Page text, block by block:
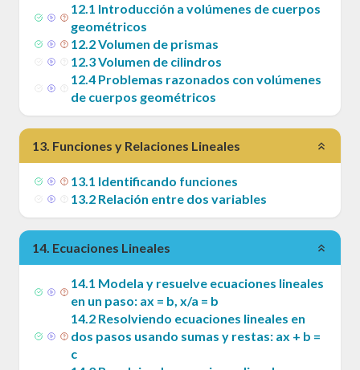
12.1 Introducción a volúmenes de cuerpos
geométricos
12.2Volumen de prismas
12.3Volumen de cilindros
12.4 Problemas razonados con volúmenes
de cuerpos geométricos
13. Funciones y Relaciones Lineales
13.1 Identificando funciones
13.2 Relación entre dos variables
14. Ecuaciones Lineales
14.1 Modela y resuelve ecuaciones lineales
en un paso: ax = b, x/a = b
14.2 Resolviendo ecuaciones lineales en
dos pasos usando sumas y restas: ax + b =
c